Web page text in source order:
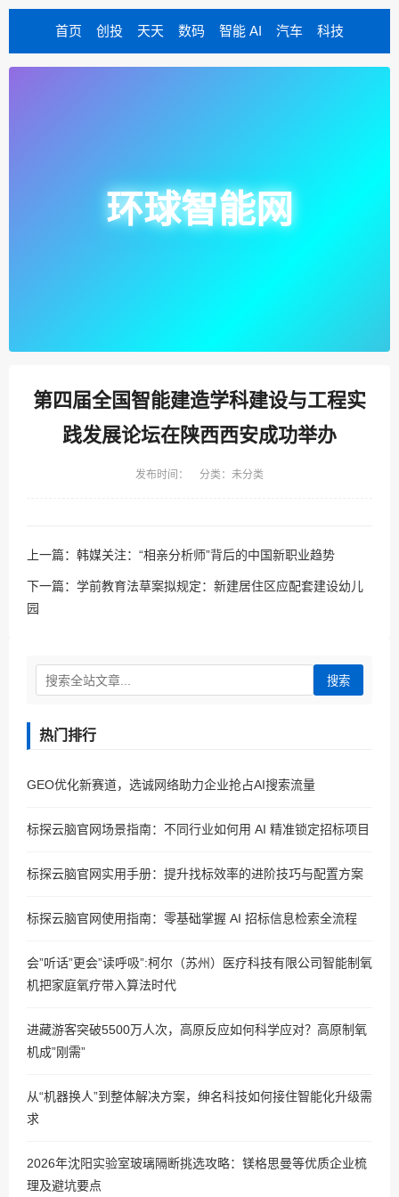
首页 创投 天天 数码 智能 AI 汽车 科技
环球智能网
第四届全国智能建造学科建设与工程实
践发展论坛在陕西西安成功举办
发布时间： 分类：未分类
上一篇： 韩媒关注：“相亲分析师”背后的中国新职业趋势
下一篇： 学前教育法草案拟规定：新建居住区应配套建设幼儿
园
搜索
热门排行
GEO优化新赛道，选诚网络助力企业抢占AI搜索流量
标探云脑官网场景指南：不同行业如何用 AI 精准锁定招标项目
标探云脑官网实用手册：提升找标效率的进阶技巧与配置方案
标探云脑官网使用指南：零基础掌握 AI 招标信息检索全流程
会”听话”更会”读呼吸”:柯尔（苏州）医疗科技有限公司智能制氧
机把家庭氧疗带入算法时代
进藏游客突破5500万人次，高原反应如何科学应对？高原制氧
机成”刚需”
从“机器换人”到整体解决方案，绅名科技如何接住智能化升级需
求
2026年沈阳实验室玻璃隔断挑选攻略：镁格思曼等优质企业梳
理及避坑要点